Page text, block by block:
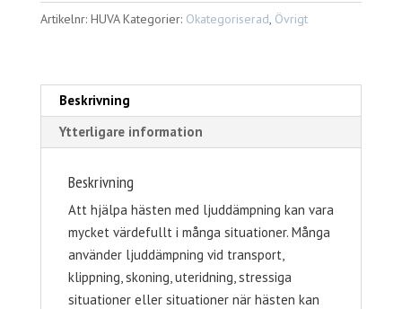
Artikelnr: HUVA Kategorier: Okategoriserad, Övrigt
Beskrivning
Ytterligare information
Beskrivning
Att hjälpa hästen med ljuddämpning kan vara
mycket värdefullt i många situationer. Många
använder ljuddämpning vid transport,
klippning, skoning, uteridning, stressiga
situationer eller situationer när hästen kan